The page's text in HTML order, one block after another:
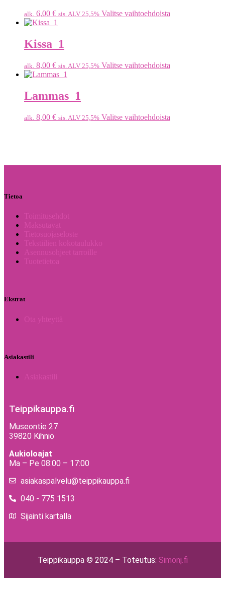
alk. 6,00 € sis. ALV 25,5% Valitse vaihtoehdoista
Kissa_1
alk. 8,00 € sis. ALV 25,5% Valitse vaihtoehdoista
Lammas_1
alk. 8,00 € sis. ALV 25,5% Valitse vaihtoehdoista
Tietoa
Ekstrat
Asiakastili
Teippikauppa.fi
Museontie 27
39820 Kihniö
Aukioloajat
Ma – Pe 08:00 – 17:00
asiakaspalvelu@teippikauppa.fi
040 - 775 1513
Sijainti kartalla
Teippikauppa © 2024 – Toteutus: Simonj.fi